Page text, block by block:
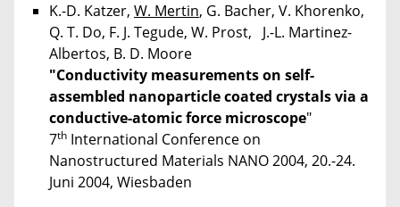
K.-D. Katzer, W. Mertin, G. Bacher, V. Khorenko,
Q. T. Do, F. J. Tegude, W. Prost, J.-L. Martinez-
Albertos, B. D. Moore
"Conductivity measurements on self-
assembled nanoparticle coated crystals via a
conductive-atomic force microscope"
7th International Conference on
Nanostructured Materials NANO 2004, 20.-24.
Juni 2004, Wiesbaden